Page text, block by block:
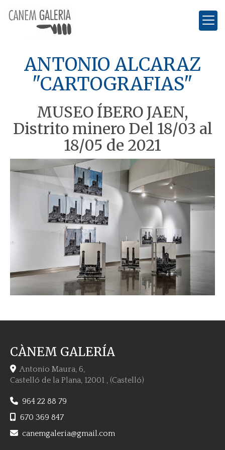
ANTONIO ALCARAZ
"CARTOGRAFIAS"
MUSEO ÍBERO JAEN,
Distrito minero Del 18/03 al
18/05 de 2021
CÀNEM GALERÍA
Antonio Maura, 6,
Castelló de la Plana, 12001 , (Castelló)
964 22 88 79
670 369 847
canemgaleria
gmail.com